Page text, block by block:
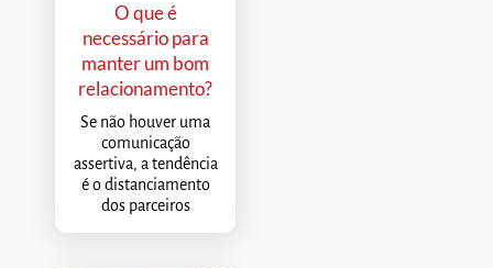
O que é
necessário para
manter um bom
relacionamento?
Se não houver uma
comunicação
assertiva, a tendência
é o distanciamento
dos parceiros